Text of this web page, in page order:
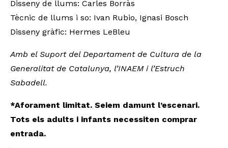
Disseny de llums: Carles Borràs
Tècnic de llums i so: Ivan Rubio, Ignasi Bosch
Disseny gràfic: Hermes LeBleu
Amb el Suport del Departament de Cultura de la
Generalitat de Catalunya, l’INAEM i l’Estruch
Sabadell.
*Aforament limitat. Seiem damunt l’escenari.
Tots els adults i infants necessiten comprar
entrada.